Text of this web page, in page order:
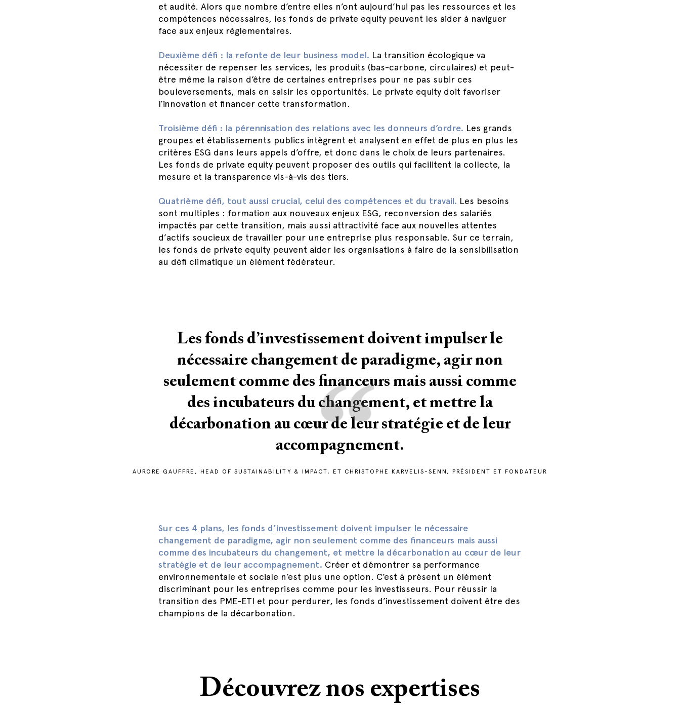
et audité. Alors que nombre d’entre elles n’ont aujourd’hui pas les ressources et les
compétences nécessaires, les fonds de private equity peuvent les aider à naviguer
face aux enjeux règlementaires.
Deuxième défi : la refonte de leur business model. La transition écologique va
nécessiter de repenser les services, les produits (bas-carbone, circulaires) et peut-
être même la raison d’être de certaines entreprises pour ne pas subir ces
bouleversements, mais en saisir les opportunités. Le private equity doit favoriser
l’innovation et financer cette transformation.
Troisième défi : la pérennisation des relations avec les donneurs d’ordre. Les grands
groupes et établissements publics intègrent et analysent en effet de plus en plus les
critères ESG dans leurs appels d’offre, et donc dans le choix de leurs partenaires.
Les fonds de private equity peuvent proposer des outils qui facilitent la collecte, la
mesure et la transparence vis-à-vis des tiers.
Quatrième défi, tout aussi crucial, celui des compétences et du travail. Les besoins
sont multiples : formation aux nouveaux enjeux ESG, reconversion des salariés
impactés par cette transition, mais aussi attractivité face aux nouvelles attentes
d’actifs soucieux de travailler pour une entreprise plus responsable. Sur ce terrain,
les fonds de private equity peuvent aider les organisations à faire de la sensibilisation
au défi climatique un élément fédérateur.
Les fonds d’investissement doivent impulser le
nécessaire changement de paradigme, agir non
seulement comme des financeurs mais aussi comme
des incubateurs du changement, et mettre la
décarbonation au cœur de leur stratégie et de leur
accompagnement.
“
AURORE GAUFFRE, HEAD OF SUSTAINABILITY & IMPACT, ET CHRISTOPHE KARVELIS-SENN, PRÉSIDENT ET FONDATEUR
Sur ces 4 plans, les fonds d’investissement doivent impulser le nécessaire
changement de paradigme, agir non seulement comme des financeurs mais aussi
comme des incubateurs du changement, et mettre la décarbonation au cœur de leur
stratégie et de leur accompagnement. Créer et démontrer sa performance
environnementale et sociale n’est plus une option. C’est à présent un élément
discriminant pour les entreprises comme pour les investisseurs. Pour réussir la
transition des PME-ETI et pour perdurer, les fonds d’investissement doivent être des
champions de la décarbonation.
Découvrez nos expertises